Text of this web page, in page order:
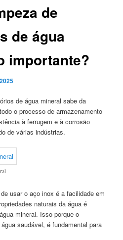
de
de água
importante?
de água mineral sabe da
o processo de armazenamento
à ferrugem e à corrosão
de várias indústrias.
usar o aço inox é a facilidade em
naturais da água é
mineral. Isso porque o
saudável, é fundamental para